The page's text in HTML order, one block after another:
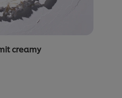
creamy